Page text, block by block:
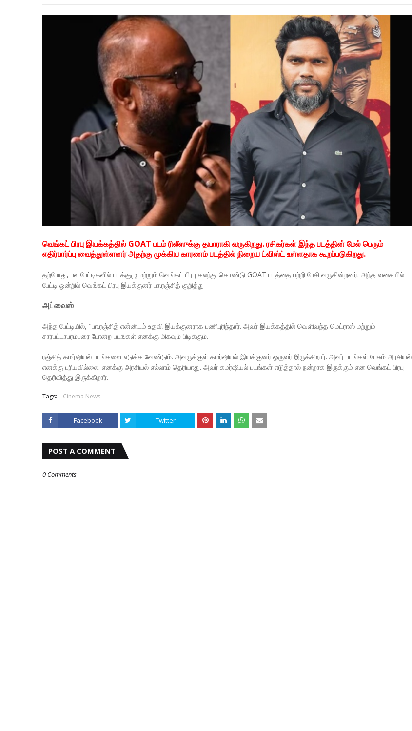
வெங்கட் பிரபு இயக்கத்தில் GOAT படம் ரிலீஸுக்கு தயாராகி வருகிறது. ரசிகர்கள் இந்த படத்தின் மேல் பெரும்
எதிர்பார்ப்பு வைத்துள்ளனர் அதற்கு முக்கிய காரணம் படத்தில் நிறைய ட்விஸ்ட் உள்ளதாக கூறப்படுகிறது.
தற்போது, பல பேட்டிகளில் படக்குழு மற்றும் வெங்கட் பிரபு கலந்து கொண்டு GOAT படத்தை பற்றி பேசி வருகின்றனர். அந்த வகையில்
பேட்டி ஒன்றில் வெங்கட் பிரபு இயக்குனர் பா.ரஞ்சித் குறித்து
அட்வைஸ்
அந்த பேட்டியில், "பா.ரஞ்சித் என்னிடம் உதவி இயக்குனராக பணிபுரிந்தார். அவர் இயக்கத்தில் வெளிவந்த மெட்ராஸ் மற்றும்
சார்பட்டாபரம்பரை போன்ற படங்கள் எனக்கு மிகவும் பிடிக்கும்.
ரஞ்சித் கமர்ஷியல் படங்களை எடுக்க வேண்டும். அவருக்குள் கமர்ஷியல் இயக்குனர் ஒருவர் இருக்கிறார். அவர் படங்கள் பேசும் அரசியல்
எனக்கு புரியவில்லை. எனக்கு அரசியல் எல்லாம் தெரியாது. அவர் கமர்ஷியல் படங்கள் எடுத்தால் நன்றாக இருக்கும் என வெங்கட் பிரபு
தெரிவித்து இருக்கிறார்.
Tags: Cinema News
Facebook Twitter
POST A COMMENT
0 Comments